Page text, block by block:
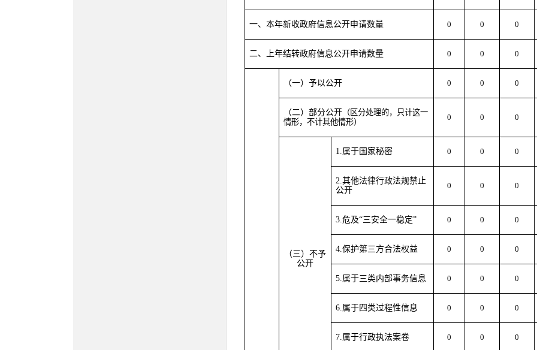
一、本年新收政府信息公开申请数量 0 0 0
二、上年结转政府信息公开申请数量 0 0 0
（一）予以公开 0 0 0
（二）部分公开 （区分处理的，只计这一
情形，不计其他情形）
0 0 0
（三）不予
公开
1.属于国家秘密 0 0 0
2.其他法律行政法规禁止
公开
0 0 0
3.危及“三安全一稳定” 0 0 0
4.保护第三方合法权益 0 0 0
5.属于三类内部事务信息 0 0 0
6.属于四类过程性信息 0 0 0
7.属于行政执法案卷 0 0 0